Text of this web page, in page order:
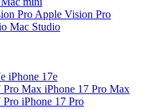
Apple Vision Pro
Mac Studio
iPhone 17e
iPhone 17 Pro Max
iPhone 17 Pro